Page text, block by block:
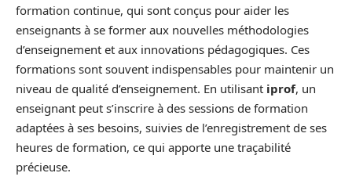
formation continue, qui sont conçus pour aider les
enseignants à se former aux nouvelles méthodologies
d’enseignement et aux innovations pédagogiques. Ces
formations sont souvent indispensables pour maintenir un
niveau de qualité d’enseignement. En utilisant iprof, un
enseignant peut s’inscrire à des sessions de formation
adaptées à ses besoins, suivies de l’enregistrement de ses
heures de formation, ce qui apporte une traçabilité
précieuse.